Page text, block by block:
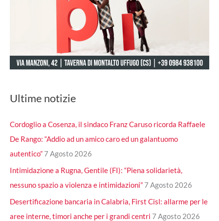
Ultime notizie
Cordoglio a Cosenza, il sindaco Franz Caruso ricorda Raffaele
De Rango: “Addio ad un amico caro ed un galantuomo
autentico” 7 Agosto 2026
Intimidazione a Rugna, Gentile (FI): “Piena solidarietà,
nessuno spazio a violenza e intimidazioni” 7 Agosto 2026
Desertificazione bancaria in Calabria, First Cisl: allarme per le
aree interne, timori anche per i grandi centri 7 Agosto 2026